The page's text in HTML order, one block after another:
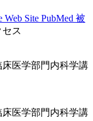
Web Site PubMed 被
ス
医学部門内科学講
医学部門内科学講